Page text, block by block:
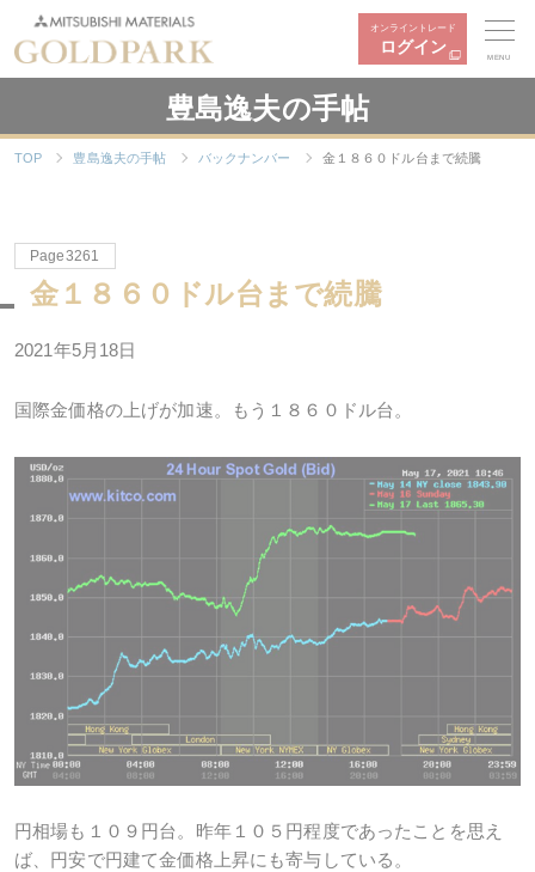
オンライントレード
ログイン
MENU
豊島逸夫の手帖
TOP 豊島逸夫の手帖 バックナンバー 金１８６０ドル台まで続騰
Page3261
金１８６０ドル台まで続騰
2021年5月18日
国際金価格の上げが加速。もう１８６０ドル台。
円相場も１０９円台。昨年１０５円程度であったことを思え
ば、円安で円建て金価格上昇にも寄与している。